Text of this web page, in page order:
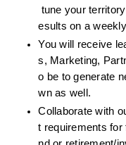
tune your
esults on a
You will receive
s, Marketing,
o be to generate
wn as well.
Collaborate with
t requirements for